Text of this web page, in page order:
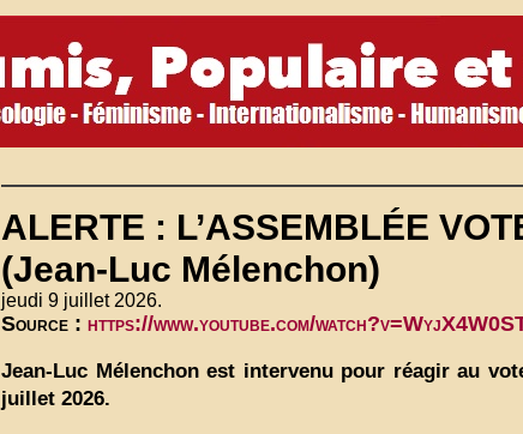
ALERTE : L’ASSEMBLÉE
(Jean-Luc Mélenchon)
jeudi 9 juillet 2026.
Source :https://www.youtube.com/
Jean-Luc Mélenchon est intervenu pour réagir au
juillet 2026.